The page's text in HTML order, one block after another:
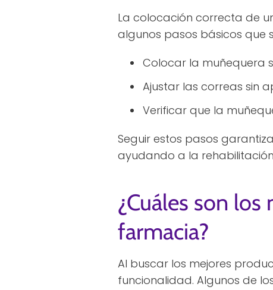
La colocación correcta de
algunos pasos básicos que
Colocar la muñequera
Ajustar las correas sin
Verificar que la
Seguir estos pasos
ayudando a la
¿Cuáles son
farmacia?
Al buscar los mejores
funcionalidad. Algunos de